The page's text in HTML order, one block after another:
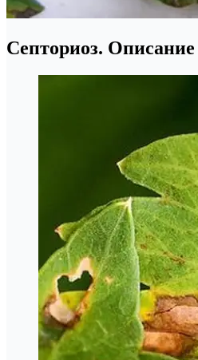
Септориоз. Описание